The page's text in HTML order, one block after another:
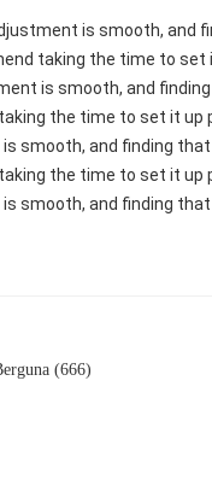
is smooth, and
taking the time to set
is smooth, and
the time to set it up
smooth, and finding
the time to set it up
smooth, and finding
(666)